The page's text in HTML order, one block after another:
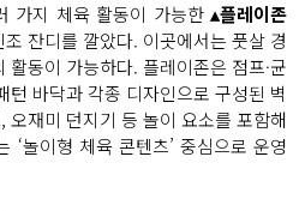
가지 체육 활동이 가능한 ▴플레이존
잔디를 깔았다. 이곳에서는 풋살 경
활동이 가능하다. 플레이존은 점프·균
턴 바닥과 각종 디자인으로 구성된 벽
오재미 던지기 등 놀이 요소를 포함해
‘놀이형 체육 콘텐츠’ 중심으로 운영